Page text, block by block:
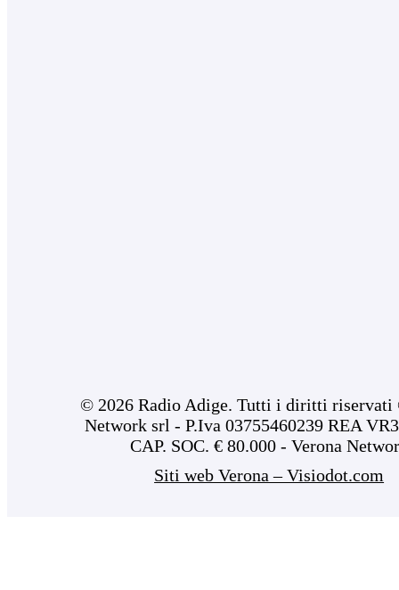
© 2026 Radio Adige. Tutti i diritti riservati
Network srl - P.Iva 03755460239 REA
CAP. SOC. € 80.000 - Verona
Siti web Verona – Visiodot.com